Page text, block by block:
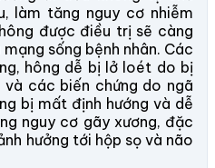
làm tăng nguy cơ nhiễm
được điều trị sẽ càng
sống bệnh nhân. Các
hông dễ bị lở loét do bị
các biến chứng do ngã
bị mất định hướng và dễ
nguy cơ gãy xương, đặc
hưởng tới hộp sọ và não